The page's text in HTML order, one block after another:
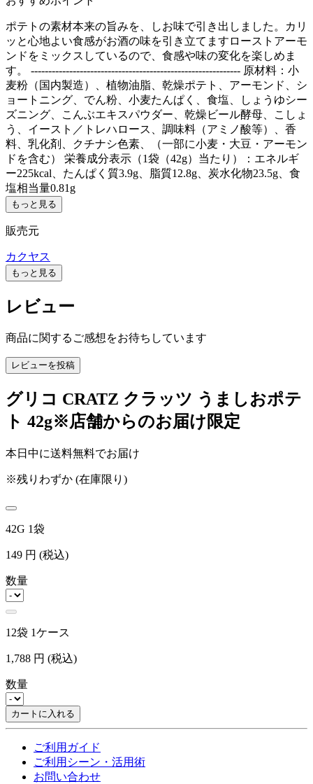
ポテトの素材本来の旨みを、しお味で引き出しました。カリ
ッと心地よい食感がお酒の味を引き立てますローストアーモ
ンドをミックスしているので、食感や味の変化を楽しめま
す。 ------------------------------------------------------------ 原材料：小
麦粉（国内製造）、植物油脂、乾燥ポテト、アーモンド、シ
ョートニング、でん粉、小麦たんぱく、食塩、しょうゆシー
ズニング、こんぶエキスパウダー、乾燥ビール酵母、こしょ
う、イースト／トレハロース、調味料（アミノ酸等）、香
料、乳化剤、クチナシ色素、（一部に小麦・大豆・アーモン
ドを含む） 栄養成分表示（1袋（42g）当たり）：エネルギ
ー225kcal、たんぱく質3.9g、脂質12.8g、炭水化物23.5g、食
塩相当量0.81g
もっと見る
販売元
カクヤス
もっと見る
レビュー
商品に関するご感想をお待ちしています
レビューを投稿
グリコ CRATZ クラッツ うましおポテ
ト 42g※店舗からのお届け限定
本日中に送料無料でお届け
※残りわずか (在庫限り)
42G 1袋
149 円 (税込)
数量
12袋 1ケース
1,788 円 (税込)
数量
カートに入れる
ご利用ガイド
ご利用シーン・活用術
お問い合わせ